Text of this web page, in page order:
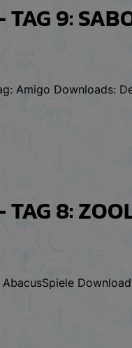
9:
Amigo Downloads:
8: